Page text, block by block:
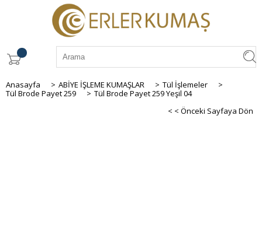
Anasayfa > ABİYE İŞLEME KUMAŞLAR > Tül İşlemeler
>
Tül Brode Payet 259
> Tül Brode Payet 259 Yeşil 04
< < Önceki Sayfaya Dön